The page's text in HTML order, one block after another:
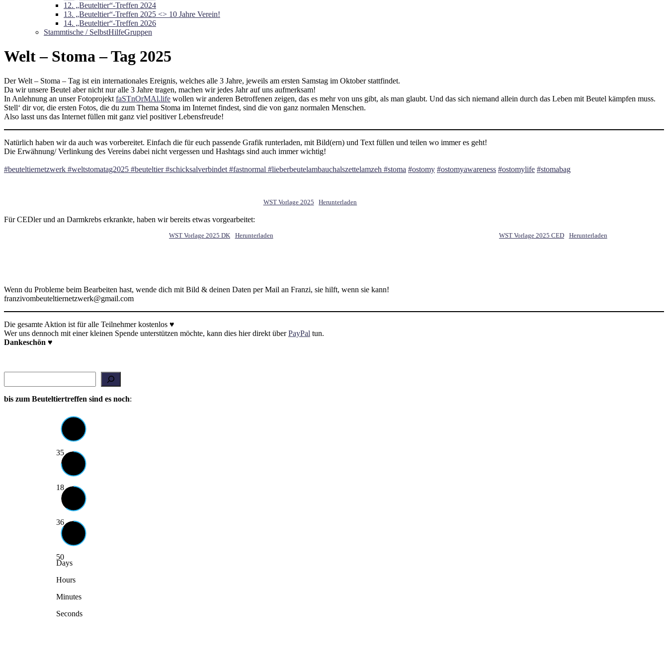
12. „Beuteltier“-Treffen 2024
13. „Beuteltier“-Treffen 2025 <> 10 Jahre Verein!
14. „Beuteltier“-Treffen 2026
Stammtische / SelbstHilfeGruppen
Welt – Stoma – Tag 2025
Der Welt – Stoma – Tag ist ein internationales Ereignis, welches alle 3 Jahre, jeweils am ersten Samstag im Oktober stattfindet.
Da wir unsere Beutel aber nicht nur alle 3 Jahre tragen, machen wir jedes Jahr auf uns aufmerksam!
In Anlehnung an unser Fotoprojekt faSTnOrMAl.life wollen wir anderen Betroffenen zeigen, das es mehr von uns gibt, als man glaubt. Und das sich niemand allein durch das Leben mit Beutel kämpfen muss.
Stell‘ dir vor, die ersten Fotos, die du zum Thema Stoma im Internet findest, sind die von ganz normalen Menschen.
Also lasst uns das Internet füllen mit ganz viel positiver Lebensfreude!
Natürlich haben wir da auch was vorbereitet. Einfach die für euch passende Grafik runterladen, mit Bild(ern) und Text füllen und teilen wo immer es geht!
Die Erwähnung/ Verlinkung des Vereins dabei nicht vergessen und Hashtags sind auch immer wichtig!
#beuteltiernetzwerk #weltstomatag2025 #beuteltier #schicksalverbindet #fastnormal #lieberbeutelambauchalszettelamzeh #stoma #ostomy #ostomyawareness #ostomylife #stomabag
WST Vorlage 2025 Herunterladen
Für CEDler und an Darmkrebs erkrankte, haben wir bereits etwas vorgearbeitet:
WST Vorlage 2025 DK Herunterladen WST Vorlage 2025 CED Herunterladen
Wenn du Probleme beim Bearbeiten hast, wende dich mit Bild & deinen Daten per Mail an Franzi, sie hilft, wenn sie kann!
franzivombeuteltiernetzwerk@gmail.com
Die gesamte Aktion ist für alle Teilnehmer kostenlos ♥
Wer uns dennoch mit einer kleinen Spende unterstützen möchte, kann dies hier direkt überPayPal tun.
Dankeschön ♥
bis zum Beuteltiertreffen sind es noch:
35
18
36
49
Days
Hours
Minutes
Seconds